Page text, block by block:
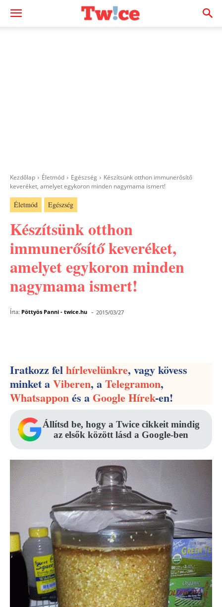
Kezdőlap Életmód Egészség
Készítsünk otthon immunerősítő
keveréket, amelyet egykoron minden nagymama ismert!
Életmód Egészség
Készítsünk otthon
immunerősítő keveréket,
amelyet egykoron minden
nagymama ismert!
Írta: Pöttyös Panni - twice.hu - 2015/03/27
Iratkozz felhírlevelünkre, vagy kövess
minket aViberen, aTelegramon,
Whatsapponés aGoogle Hírek-en!
Állítsd be, hogy a Twice cikkeit mindig
az elsők között lásd a Google-ben